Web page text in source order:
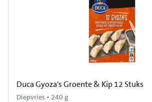
Duca Gyoza's Groente & Kip 12 Stuks
Diepvries • 240 g